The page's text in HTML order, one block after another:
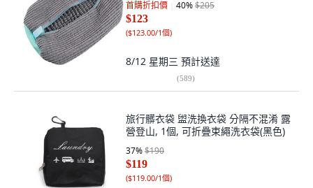
首購折扣價 40%$205
$123
($123.00/1個)
8/12 星期三 預計送達
(589)
旅行髒衣袋 盥洗換衣袋 分隔不混淆 露
營登山, 1個, 可折疊束繩洗衣袋(黑色)
37%$190
$119
($119.00/1個)